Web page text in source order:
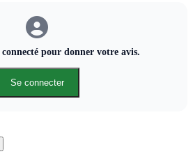
connecté pour donner votre avis.
Se connecter